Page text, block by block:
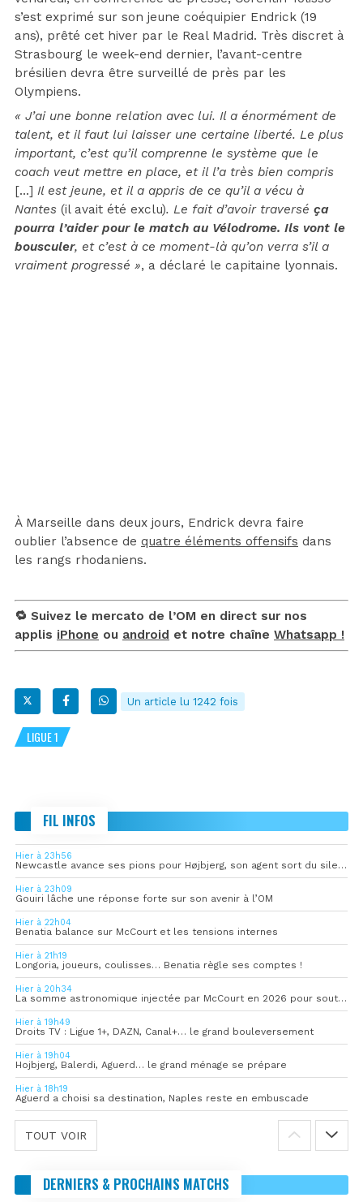
s’est exprimé sur son jeune coéquipier Endrick (19
ans), prêté cet hiver par le Real Madrid. Très discret à
Strasbourg le week-end dernier, l’avant-centre
brésilien devra être surveillé de près par les
Olympiens.
« J’ai une bonne relation avec lui. Il a énormément de
talent, et il faut lui laisser une certaine liberté. Le plus
important, c’est qu’il comprenne le système que le
coach veut mettre en place, et il l’a très bien compris
[…] Il est jeune, et il a appris de ce qu’il a vécu à
Nantes (il avait été exclu). Le fait d’avoir traversé ça
pourra l’aider pour le match au Vélodrome. Ils vont le
bousculer, et c’est à ce moment-là qu’on verra s’il a
vraiment progressé », a déclaré le capitaine lyonnais.
À Marseille dans deux jours, Endrick devra faire
oublier l’absence de quatre éléments offensifs dans
les rangs rhodaniens.
🔁 Suivez le mercato de l’OM en direct sur nos
applis iPhone ou android et notre chaîne Whatsapp !
Un article lu 1242 fois
LIGUE 1
FIL INFOS
Hier à 23h56
Newcastle avance ses pions pour Højbjerg, son agent sort du silence
Hier à 23h09
Gouiri lâche une réponse forte sur son avenir à l’OM
Hier à 22h04
Benatia balance sur McCourt et les tensions internes
Hier à 21h19
Longoria, joueurs, coulisses… Benatia règle ses comptes !
Hier à 20h34
La somme astronomique injectée par McCourt en 2026 pour soutenir l’OM
Hier à 19h49
Droits TV : Ligue 1+, DAZN, Canal+… le grand bouleversement
Hier à 19h04
Hojbjerg, Balerdi, Aguerd… le grand ménage se prépare
Hier à 18h19
Aguerd a choisi sa destination, Naples reste en embuscade
TOUT VOIR
DERNIERS & PROCHAINS MATCHS